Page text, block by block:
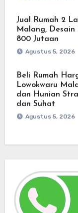
Jual Rumah 2
Malang,
800 Jutaan
Agustus 5, 2026
Beli Rumah
Lowokwaru
dan Hunian
dan Suhat
Agustus 5, 2026